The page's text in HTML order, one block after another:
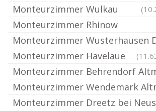
Monteurzimmer Wulkau
Monteurzimmer Rhinow
Monteurzimmer Wusterhausen
Monteurzimmer Havelaue
Monteurzimmer Behrendorf
Monteurzimmer Wendemark
Monteurzimmer Dreetz bei